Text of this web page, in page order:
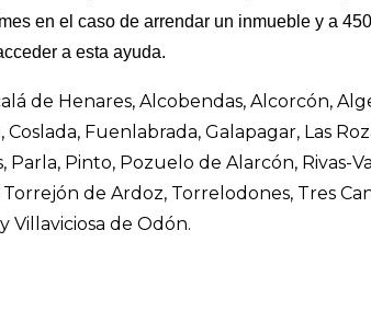
en el caso de arrendar un inmueble y a
a esta ayuda.
de Henares, Alcobendas, Alcorcón,
Fuenlabrada, Galapagar, Las
Parla, Pinto, Pozuelo de Alarcón, Rivas-
Torrejón de Ardoz, Torrelodones, Tres
Villaviciosa de Odón.